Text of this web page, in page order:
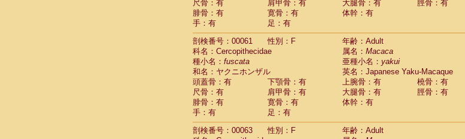
尺骨：有
肩甲骨：有 大腿骨：有
脛骨：有
腓骨：有
寛骨：有
体幹：有
手：有
足：有
剖検番号：00061
性別：F
年齢：Adult
科名：Cercopithecidae
属名： Macaca
種小名： fuscata 亜種小名： yakui
和名：ヤクニホンザル
英名：Japanese Yaku-Macaque
頭蓋骨：有
下顎骨：有 上腕骨：有
橈骨：有
尺骨：有
肩甲骨：有 大腿骨：有
脛骨：有
腓骨：有
寛骨：有
体幹：有
手：有
足：有
剖検番号：00063
性別：F
年齢：Adult